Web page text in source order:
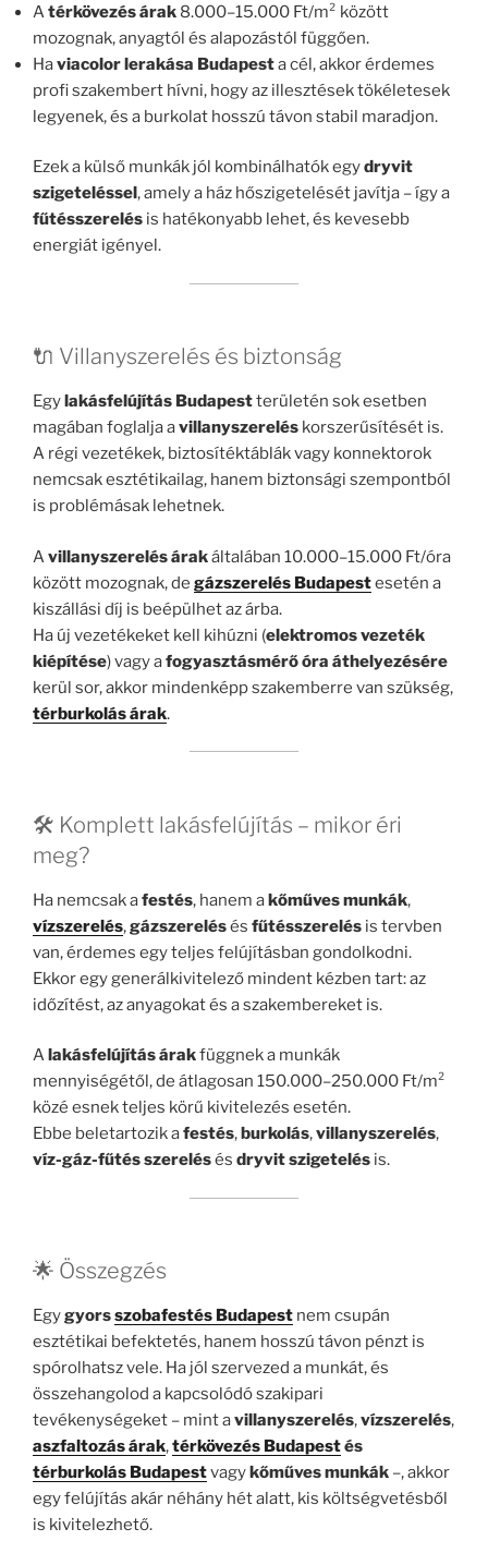
Atérkövezés árak 8.000–15.000 Ft/m² között
mozognak, anyagtól és alapozástól függően.
Haviacolor lerakása Budapesta cél, akkor érdemes
profi szakembert hívni, hogy az illesztések tökéletesek
legyenek, és a burkolat hosszú távon stabil maradjon.
Ezek a külső munkák jól kombinálhatók egydryvit
szigeteléssel , amely a ház hőszigetelését javítja – így a
fűtésszerelés is hatékonyabb lehet, és kevesebb
energiát igényel.
🔌 Villanyszerelés és biztonság
Egy lakásfelújítás Budapestterületén sok esetben
magában foglalja avillanyszerelés korszerűsítését is.
A régi vezetékek, biztosítéktáblák vagy konnektorok
nemcsak esztétikailag, hanem biztonsági szempontból
is problémásak lehetnek.
Avillanyszerelés árakáltalában 10.000–15.000 Ft/óra
között mozognak, de gázszerelés Budapestesetén a
kiszállási díj is beépülhet az árba.
Ha új vezetékeket kell kihúzni (elektromos vezeték
kiépítése) vagy afogyasztásmérő óra áthelyezésére
kerül sor, akkor mindenképp szakemberre van szükség,
térburkolás árak.
🛠️ Komplett lakásfelújítás – mikor éri
meg?
Ha nemcsak afestés, hanem akőműves munkák,
vízszerelés,gázszerelésés fűtésszerelés is tervben
van, érdemes egy teljes felújításban gondolkodni.
Ekkor egy generálkivitelező mindent kézben tart: az
időzítést, az anyagokat és a szakembereket is.
A lakásfelújítás árakfüggnek a munkák
mennyiségétől, de átlagosan 150.000–250.000 Ft/m²
közé esnek teljes körű kivitelezés esetén.
Ebbe beletartozik afestés, burkolás,villanyszerelés,
víz-gáz-fűtés szerelésés dryvit szigetelés is.
🌟 Összegzés
Egygyorsszobafestés Budapest nem csupán
esztétikai befektetés, hanem hosszú távon pénzt is
spórolhatsz vele. Ha jól szervezed a munkát, és
összehangolod a kapcsolódó szakipari
tevékenységeket – mint avillanyszerelés,vízszerelés,
aszfaltozás árak,térkövezés Budapestés
térburkolás Budapestvagy kőműves munkák –, akkor
egy felújítás akár néhány hét alatt, kis költségvetésből
is kivitelezhető.